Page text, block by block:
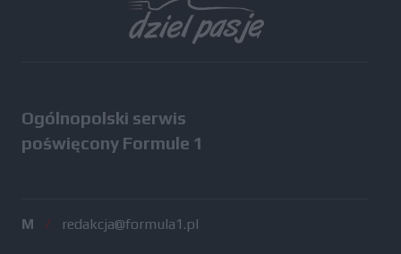
Ogólnopolski serwis
poświęcony Formule 1
M / redakcja@formula1.pl